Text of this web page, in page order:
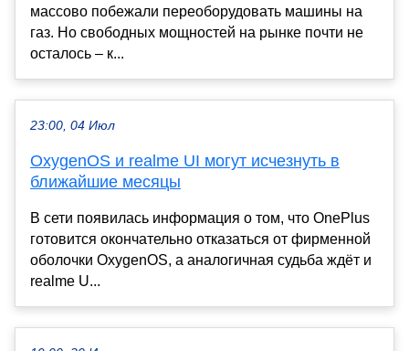
массово побежали переоборудовать машины на
газ. Но свободных мощностей на рынке почти не
осталось – к...
23:00, 04 Июл
OxygenOS и realme UI могут исчезнуть в
ближайшие месяцы
В сети появилась информация о том, что OnePlus
готовится окончательно отказаться от фирменной
оболочки OxygenOS, а аналогичная судьба ждёт и
realme U...